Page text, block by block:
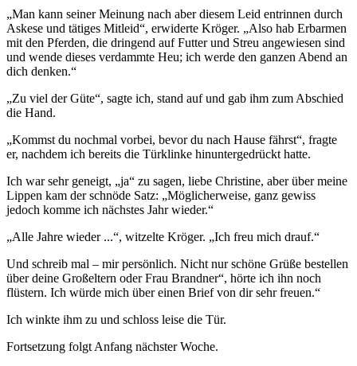
„Man kann seiner Meinung nach aber diesem Leid entrinnen durch
Askese und tätiges Mitleid“, erwiderte Kröger. „Also hab Erbarmen
mit den Pferden, die dringend auf Futter und Streu angewiesen sind
und wende dieses verdammte Heu; ich werde den ganzen Abend an
dich denken.“
„Zu viel der Güte“, sagte ich, stand auf und gab ihm zum Abschied
die Hand.
„Kommst du nochmal vorbei, bevor du nach Hause fährst“, fragte
er, nachdem ich bereits die Türklinke hinuntergedrückt hatte.
Ich war sehr geneigt, „ja“ zu sagen, liebe Christine, aber über meine
Lippen kam der schnöde Satz: „Möglicherweise, ganz gewiss
jedoch komme ich nächstes Jahr wieder.“
„Alle Jahre wieder ...“, witzelte Kröger. „Ich freu mich drauf.“
Und schreib mal – mir persönlich. Nicht nur schöne Grüße bestellen
über deine Großeltern oder Frau Brandner“, hörte ich ihn noch
flüstern. Ich würde mich über einen Brief von dir sehr freuen.“
Ich winkte ihm zu und schloss leise die Tür.
Fortsetzung folgt Anfang nächster Woche.